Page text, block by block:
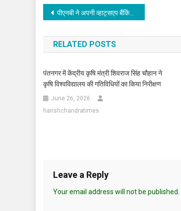
Post
navigation
पीएनबी ने अपनी व्हाट्सएप बैंकिंग सेवाओं में नए फीचर्स जोड़े
RELATED POSTS
पंतनगर में केंद्रीय कृषि मंत्री शिवराज सिंह चौहान ने
कृषि विश्वविद्यालय की गतिविधियों का किया निरीक्षण
June 26, 2026
harishchandratimes
Leave a Reply
Your email address will not be published.